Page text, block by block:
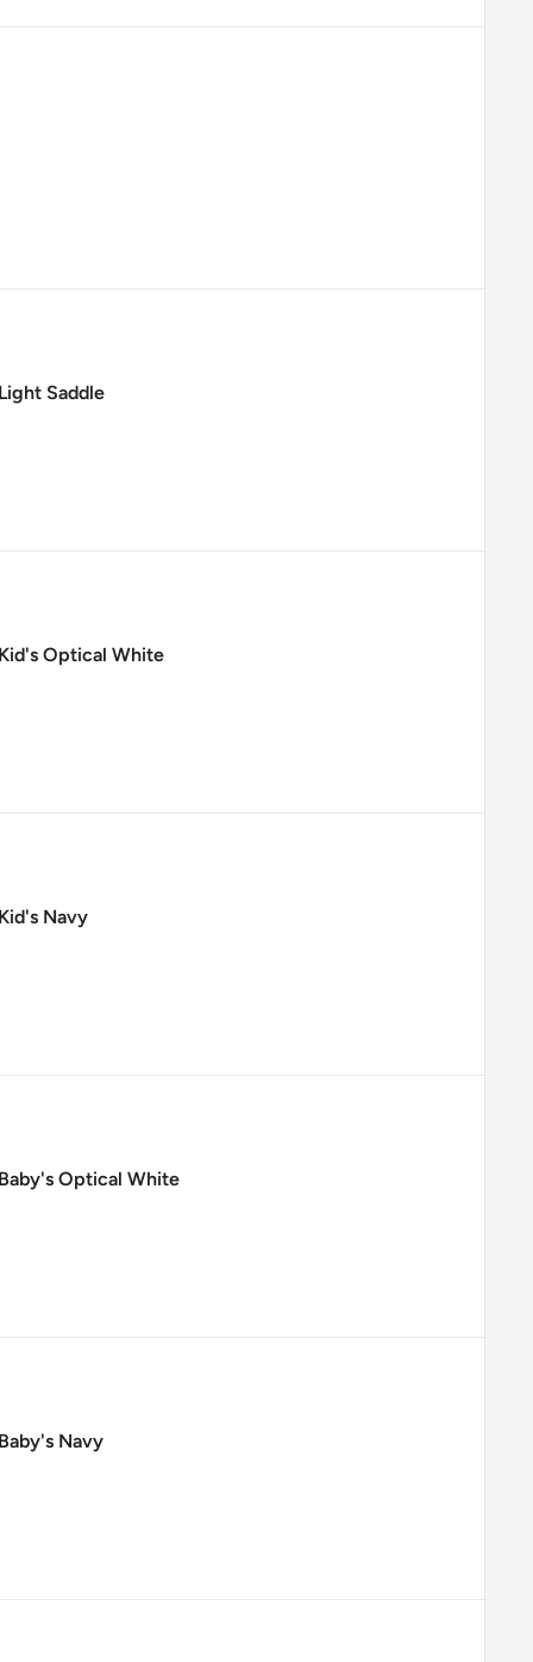
Saddle
Optical White
Navy
Optical White
Navy